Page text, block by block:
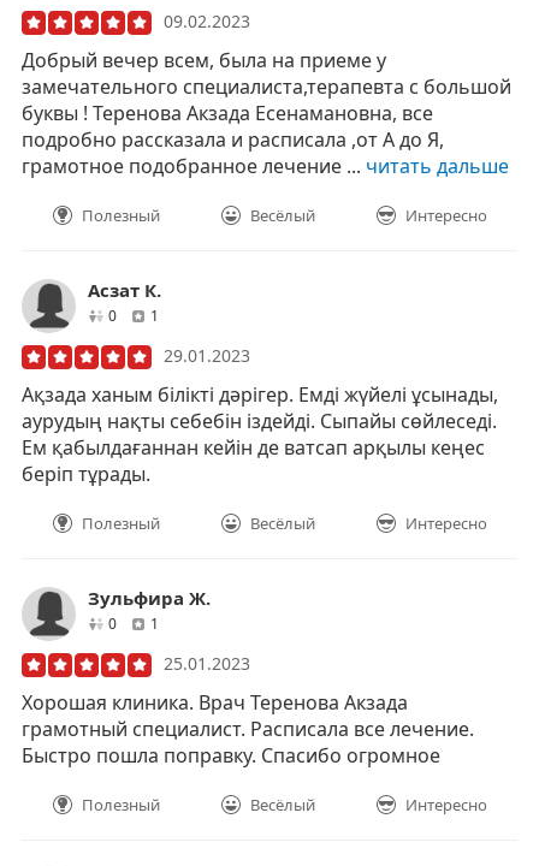
09.02.2023
Добрый вечер всем, была на приеме у
замечательного специалиста,терапевта с большой
буквы ! Теренова Акзада Есенамановна, все
подробно рассказала и расписала ,от А до Я,
грамотное подобранное лечение ... читать дальше
Полезный Весёлый Интересно
Асзат К.
0друзей1
29.01.2023
Ақзада ханым білікті дәрігер. Емді жүйелі ұсынады,
аурудың нақты себебін іздейді. Сыпайы сөйлеседі.
Ем қабылдағаннан кейін де ватсап арқылы кеңес
беріп тұрады.
Полезный Весёлый Интересно
Зульфира Ж.
0друзей1
25.01.2023
Хорошая клиника. Врач Теренова Акзада
грамотный специалист. Расписала все лечение.
Быстро пошла поправку. Спасибо огромное
Полезный Весёлый Интересно